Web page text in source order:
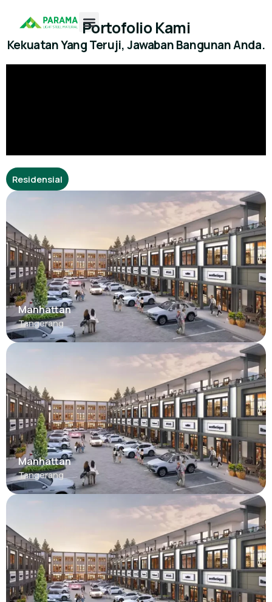
Portofolio Kami
Kekuatan Yang Teruji, Jawaban Bangunan Anda.
Residensial
Manhattan
Tangerang
Manhattan
Tangerang